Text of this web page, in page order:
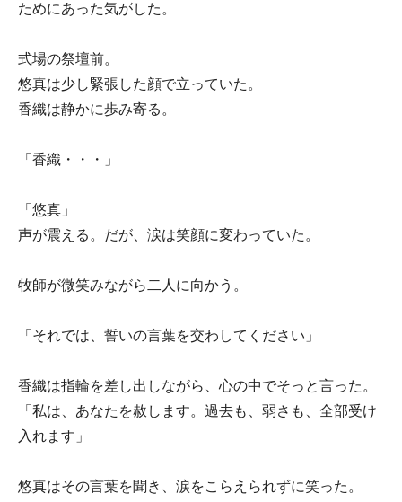
ためにあった気がした。
式場の祭壇前。
悠真は少し緊張した顔で立っていた。
香織は静かに歩み寄る。
「香織・・・」
「悠真」
声が震える。だが、涙は笑顔に変わっていた。
牧師が微笑みながら二人に向かう。
「それでは、誓いの言葉を交わしてください」
香織は指輪を差し出しながら、心の中でそっと言った。
「私は、あなたを赦します。過去も、弱さも、全部受け
入れます」
悠真はその言葉を聞き、涙をこらえられずに笑った。